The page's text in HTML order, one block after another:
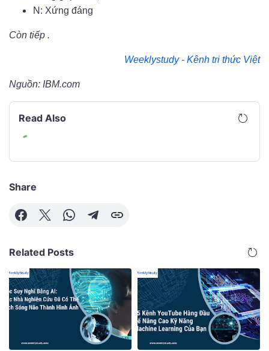
N: Xứng đáng
Còn tiếp .
Weeklystudy - Kênh tri thức Việt
Nguồn: IBM.com
Read Also
Share
Related Posts